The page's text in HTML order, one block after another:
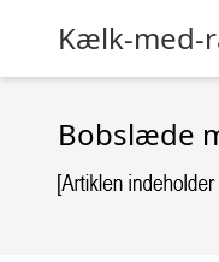
Kælk-med-
Bobslæde